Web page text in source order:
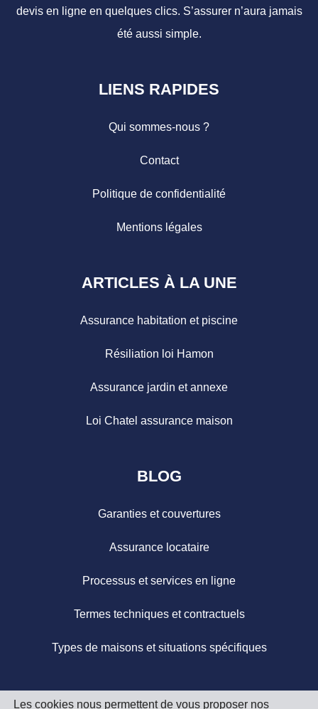
devis en ligne en quelques clics. S’assurer n’aura jamais
été aussi simple.
LIENS RAPIDES
Qui sommes-nous ?
Contact
Politique de confidentialité
Mentions légales
ARTICLES À LA UNE
Assurance habitation et piscine
Résiliation loi Hamon
Assurance jardin et annexe
Loi Chatel assurance maison
BLOG
Garanties et couvertures
Assurance locataire
Processus et services en ligne
Termes techniques et contractuels
Types de maisons et situations spécifiques
Les cookies nous permettent de vous proposer nos